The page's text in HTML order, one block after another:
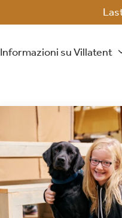
Informazioni su Villatent